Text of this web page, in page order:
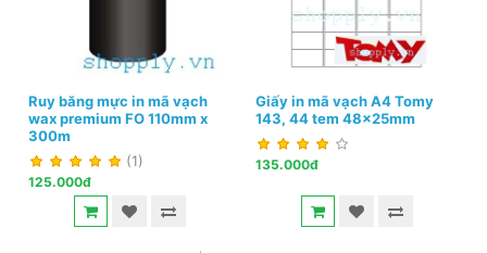
Ruy băng mực in mã vạch
wax premium FO 110mm x
300m
(1)
125.000đ
Giấy in mã vạch A4 Tomy
143, 44 tem 48x25mm
135.000đ